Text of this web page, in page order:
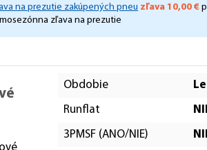
na prezutie zakúpených pneu zľava 10,00 €
zľava na prezutie
Obdobie
Runflat
3PMSF (ANO/NIE)